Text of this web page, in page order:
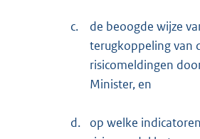
c.
de beoogde wijze
terugkoppeling van
risicomeldingen
Minister, en
d.
op welke